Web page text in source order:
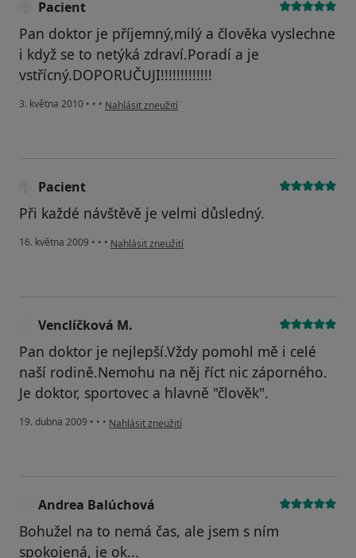
Pacient
Pan doktor je příjemný,milý a člověka vyslechne
i když se to netýká zdraví.Poradí a je
vstřícný.DOPORUČUJI!!!!!!!!!!!!!
3. května 2010 • • • podle názoru uživatele Pacient
Nahlásit zneužití
Pacient
Při každé návštěvě je velmi důsledný.
16. května 2009 • • • podle názoru uživatele Pacient
Nahlásit zneužití
Venclíčková M.
Pan doktor je nejlepší.Vždy pomohl mě i celé
naší rodině.Nemohu na něj říct nic záporného.
Je doktor, sportovec a hlavně "člověk".
19. dubna 2009 • • • podle názoru uživatele Venclíčková M.
Nahlásit zneužití
Andrea Balúchová
Bohužel na to nemá čas, ale jsem s ním
spokojená, je ok...